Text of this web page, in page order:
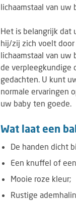
lichaamstaal van
Het is belangrijk dat
hij/zij zich voelt
lichaamstaal van
de verpleegkundige
gedachten. U kunt
normale ervaringen
uw baby ten goede.
Wat laat een
De handen dicht
Een knuffel of
Mooie roze kleur;
Rustige